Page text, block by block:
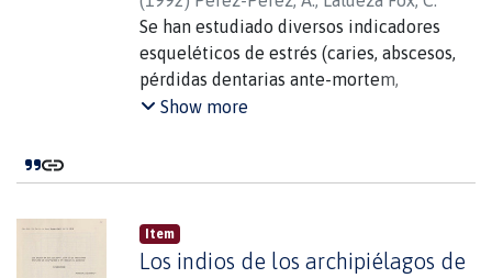
Se han estudiado diversos indicadores
esqueléticos de estrés (caries, abscesos,
pérdidas dentarias ante-mortem,
hipoplasia dental, cribra orbitalia) y el
Fuego-Patagonia. Las series estudiadas
depositadas en museos chilenos y
argentinos y en el British Museum
Show more
Item
Los indios de los archipiélagos de